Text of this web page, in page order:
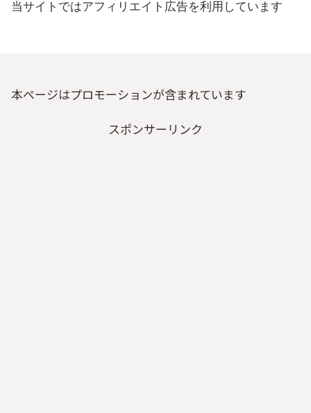
当サイトではアフィリエイト広告を利用しています
本ページはプロモーションが含まれています
スポンサーリンク